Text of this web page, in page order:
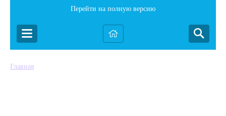
Перейти на полную версию
Главная